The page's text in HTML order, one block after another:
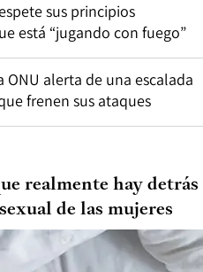
sus principios
está “jugando con fuego”
ONU alerta de una escalada
frenen sus ataques
realmente hay detrás
de las mujeres